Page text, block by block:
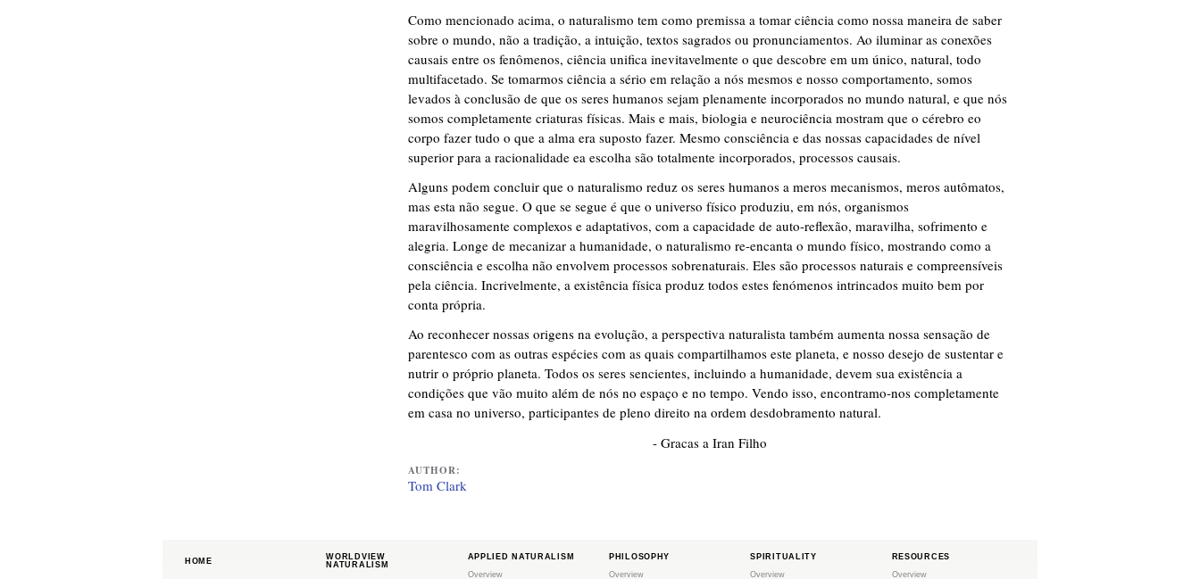
Como mencionado acima, o naturalismo tem como premissa a tomar ciência como nossa maneira de saber
sobre o mundo, não a tradição, a intuição, textos sagrados ou pronunciamentos. Ao iluminar as conexões
causais entre os fenômenos, ciência unifica inevitavelmente o que descobre em um único, natural, todo
multifacetado. Se tomarmos ciência a sério em relação a nós mesmos e nosso comportamento, somos
levados à conclusão de que os seres humanos sejam plenamente incorporados no mundo natural, e que nós
somos completamente criaturas físicas. Mais e mais, biologia e neurociência mostram que o cérebro eo
corpo fazer tudo o que a alma era suposto fazer. Mesmo consciência e das nossas capacidades de nível
superior para a racionalidade ea escolha são totalmente incorporados, processos causais.
Alguns podem concluir que o naturalismo reduz os seres humanos a meros mecanismos, meros autômatos,
mas esta não segue. O que se segue é que o universo físico produziu, em nós, organismos
maravilhosamente complexos e adaptativos, com a capacidade de auto-reflexão, maravilha, sofrimento e
alegria. Longe de mecanizar a humanidade, o naturalismo re-encanta o mundo físico, mostrando como a
consciência e escolha não envolvem processos sobrenaturais. Eles são processos naturais e compreensíveis
pela ciência. Incrivelmente, a existência física produz todos estes fenómenos intrincados muito bem por
conta própria.
Ao reconhecer nossas origens na evolução, a perspectiva naturalista também aumenta nossa sensação de
parentesco com as outras espécies com as quais compartilhamos este planeta, e nosso desejo de sustentar e
nutrir o próprio planeta. Todos os seres sencientes, incluindo a humanidade, devem sua existência a
condições que vão muito além de nós no espaço e no tempo. Vendo isso, encontramo-nos completamente
em casa no universo, participantes de pleno direito na ordem desdobramento natural.
- Gracas a Iran Filho
AUTHOR:
Tom Clark
HOME
WORLDVIEW
NATURALISM
APPLIED NATURALISM
Overview
PHILOSOPHY
Overview
SPIRITUALITY
Overview
RESOURCES
Overview